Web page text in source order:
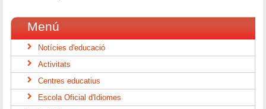
Menú
Notícies d'educació
Activitats
Centres educatius
Escola Oficial d'Idiomes